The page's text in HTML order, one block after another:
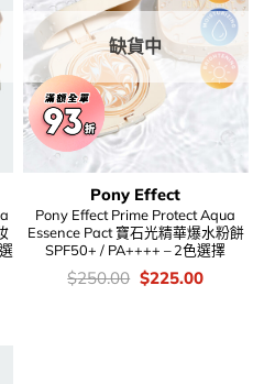
缺貨中
Pony Effect
Pony Effect Prime Protect Aqua
Essence Pact 寶石光精華爆水粉餅
SPF50+ / PA++++ – 2色選擇
價
$250.00 Original
$225.00Current